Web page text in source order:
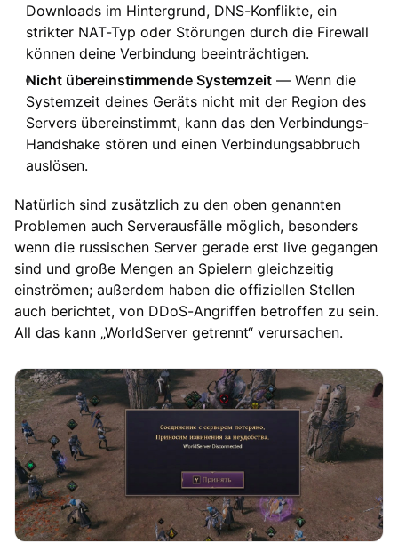
Downloads im Hintergrund, DNS-Konflikte, ein
strikter NAT-Typ oder Störungen durch die Firewall
können deine Verbindung beeinträchtigen.
Nicht übereinstimmende Systemzeit — Wenn die
Systemzeit deines Geräts nicht mit der Region des
Servers übereinstimmt, kann das den Verbindungs-
Handshake stören und einen Verbindungsabbruch
auslösen.
Natürlich sind zusätzlich zu den oben genannten
Problemen auch Serverausfälle möglich, besonders
wenn die russischen Server gerade erst live gegangen
sind und große Mengen an Spielern gleichzeitig
einströmen; außerdem haben die offiziellen Stellen
auch berichtet, von DDoS-Angriffen betroffen zu sein.
All das kann „WorldServer getrennt“ verursachen.